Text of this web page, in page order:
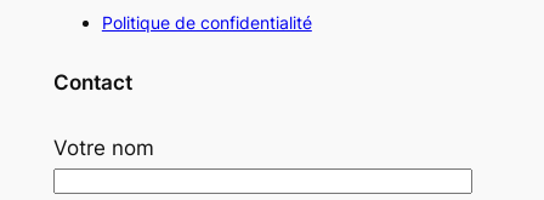
Politique de confidentialité
Contact
Votre nom